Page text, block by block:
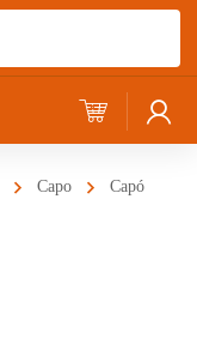
Capo
Capó